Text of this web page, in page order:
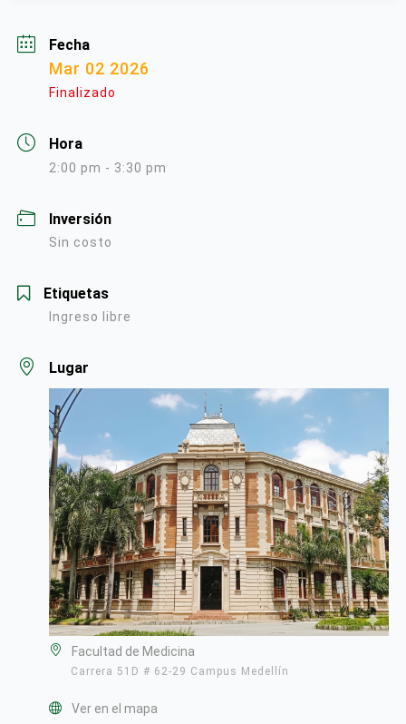
Fecha
Mar 02 2026
Finalizado
Hora
2:00 pm - 3:30 pm
Inversión
Sin costo
Etiquetas
Ingreso libre
Lugar
Facultad de Medicina
Carrera 51D # 62-29 Campus Medellín
Ver en el mapa